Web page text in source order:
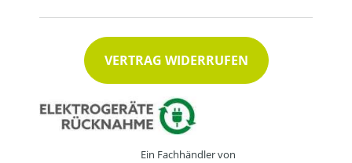
VERTRAG WIDERRUFEN
Ein Fachhändler von